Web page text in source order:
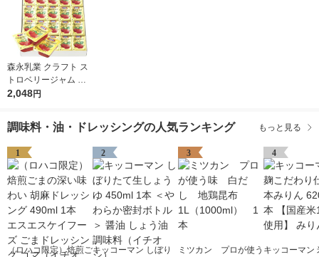
森永乳業 クラフト ス
トロベリージャム （1
4g×50個） 1箱 いちご
装 常温保存
2,048円
調味料・油・ドレッシングの人気ランキング もっと見る
1
（ロハコ限定）焙煎ご
2
キッコーマン しぼり
3
ミツカン プロが使う
4
キッコーマン